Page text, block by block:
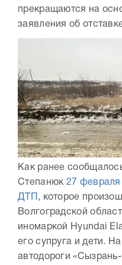
прекращаются на
заявления об
Как ранее
Степанюк 27 февраля
ДТП , которое
Волгоградской
иномаркой Hyundai
его супруга и дети.
автодороги